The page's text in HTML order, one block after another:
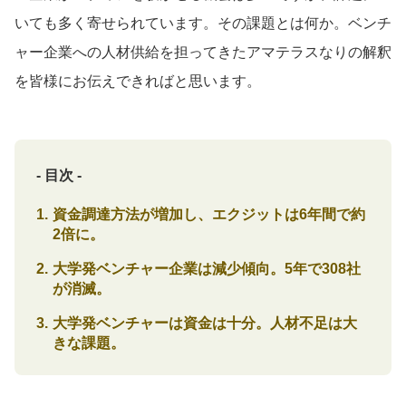
いても多く寄せられています。その課題とは何か。ベンチ
ャー企業への人材供給を担ってきたアマテラスなりの解釈
を皆様にお伝えできればと思います。
- 目次 -
資金調達方法が増加し、エクジットは6年間で約
2倍に。
大学発ベンチャー企業は減少傾向。5年で308社
が消滅。
大学発ベンチャーは資金は十分。人材不足は大
きな課題。